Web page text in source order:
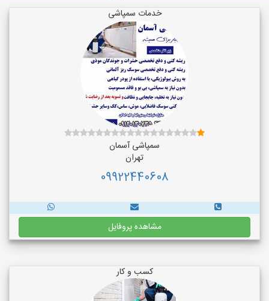
خدمات سمپاشی
سمپاشی آسمان
تهران
09922440608
مشاهده پروفایل
کسب و کار